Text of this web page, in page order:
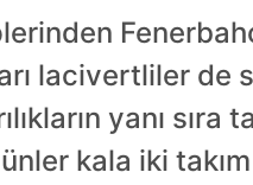
lacivertliler de
yanı
kala iki